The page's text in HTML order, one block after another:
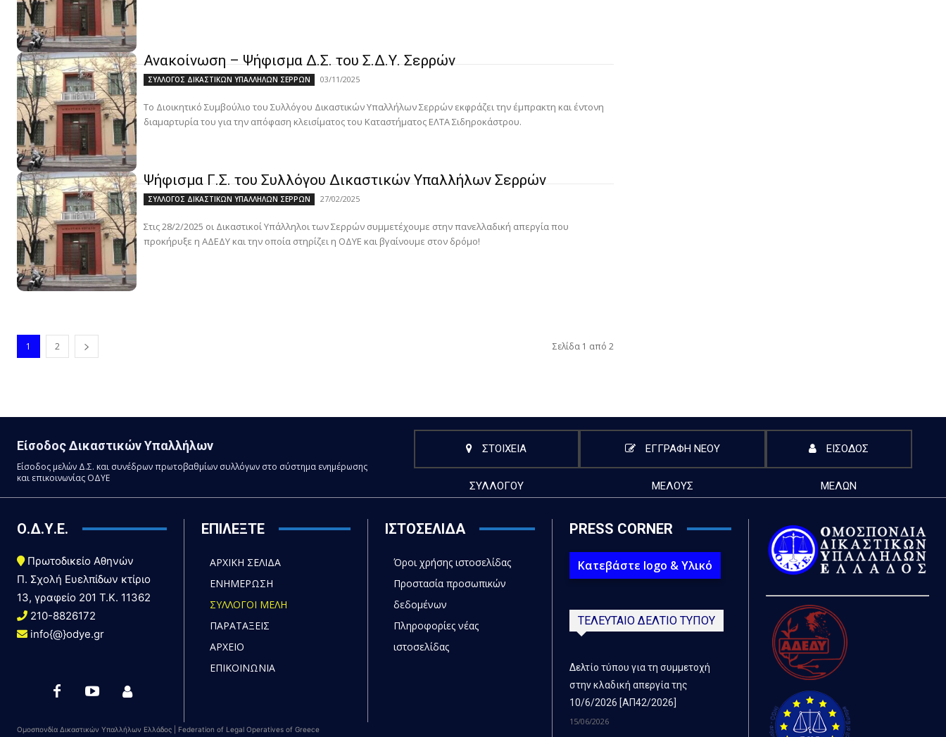
Ανακοίνωση – Ψήφισμα Δ.Σ. του Σ.Δ.Υ. Σερρών
ΣΥΛΛΟΓΟΣ ΔΙΚΑΣΤΙΚΩΝ ΥΠΑΛΛΗΛΩΝ ΣΕΡΡΩΝ 03/11/2025
Το Διοικητικό Συμβούλιο του Συλλόγου Δικαστικών Υπαλλήλων Σερρών εκφράζει την έμπρακτη και έντονη
διαμαρτυρία του για την απόφαση κλεισίματος του Καταστήματος ΕΛΤΑ Σιδηροκάστρου.
Ψήφισμα Γ.Σ. του Συλλόγου Δικαστικών Υπαλλήλων Σερρών
ΣΥΛΛΟΓΟΣ ΔΙΚΑΣΤΙΚΩΝ ΥΠΑΛΛΗΛΩΝ ΣΕΡΡΩΝ 27/02/2025
Στις 28/2/2025 οι Δικαστικοί Υπάλληλοι των Σερρών συμμετέχουμε στην πανελλαδική απεργία που
προκήρυξε η ΑΔΕΔΥ και την οποία στηρίζει η ΟΔΥΕ και βγαίνουμε στον δρόμο!
1 2 Σελίδα 1 από 2
Είσοδος Δικαστικών Υπαλλήλων
Είσοδος μελών Δ.Σ. και συνέδρων πρωτοβαθμίων συλλόγων στο σύστημα ενημέρωσης
και επικοινωνίας ΟΔΥΕ
ΣΤΟΙΧΕΙΑ
ΣΥΛΛΟΓΟΥ
ΕΓΓΡΑΦΗ ΝΕΟΥ
ΜΕΛΟΥΣ
ΕΙΣΟΔΟΣ
ΜΕΛΩΝ
Ο.Δ.Υ.Ε.
Πρωτοδικείο Αθηνών
Π. Σχολή Ευελπίδων κτίριο
13, γραφείο 201 T.K. 11362
210-8826172
info{@}odye.gr
ΕΠΙΛΕΞΤΕ
ΑΡΧΙΚΗ ΣΕΛΙΔΑ
ΕΝΗΜΕΡΩΣΗ
ΣΥΛΛΟΓΟΙ ΜΕΛΗ
ΠΑΡΑΤΑΞΕΙΣ
ΑΡΧΕΙΟ
ΕΠΙΚΟΙΝΩΝΙΑ
ΙΣΤΟΣΕΛΙΔΑ
Όροι χρήσης ιστοσελίδας
Προστασία προσωπικών
δεδομένων
Πληροφορίες νέας
ιστοσελίδας
Ομοσπονδία Δικαστικών Υπαλλήλων Ελλάδος | Federation of Legal Operatives of Greece
PRESS CORNER
Κατεβάστε logo & Υλικό
ΤΕΛΕΥΤΑΙΟ ΔΕΛΤΙΟ ΤΥΠΟΥ
Δελτίο τύπου για τη συμμετοχή
στην κλαδική απεργία της
10/6/2026 [ΑΠ42/2026]
15/06/2026